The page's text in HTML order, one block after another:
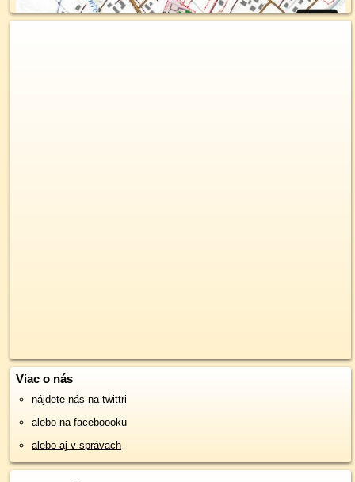
Viac o nás
nájdete nás na twittri
alebo na faceboooku
alebo aj v správach